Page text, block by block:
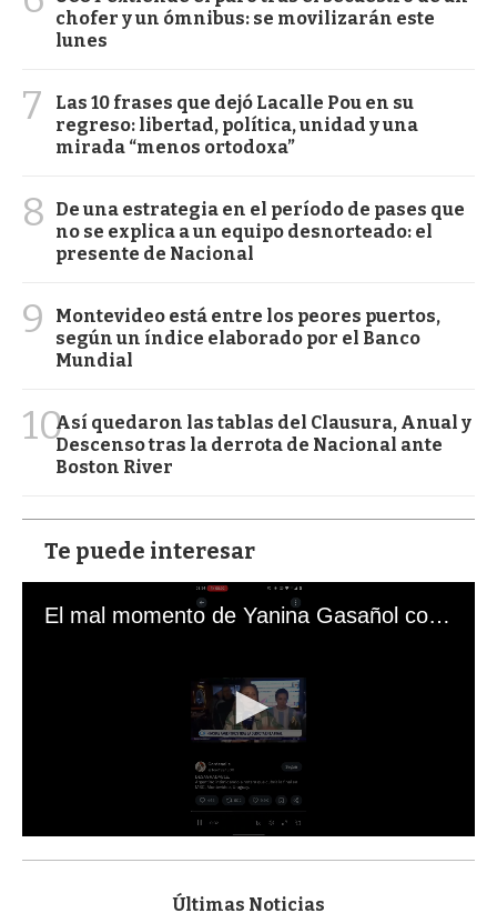
chofer y un ómnibus: se movilizarán este
lunes
7
Las 10 frases que dejó Lacalle Pou en su
regreso: libertad, política, unidad y una
mirada “menos ortodoxa”
8
De una estrategia en el período de pases que
no se explica a un equipo desnorteado: el
presente de Nacional
9
Montevideo está entre los peores puertos,
según un índice elaborado por el Banco
Mundial
10Así quedaron las tablas del Clausura, Anual y
Descenso tras la derrota de Nacional ante
Boston River
Te puede interesar
El mal momento de Yanina Gasañol con un hincha argentino en "Subrayado"
s
Últimas Noticias